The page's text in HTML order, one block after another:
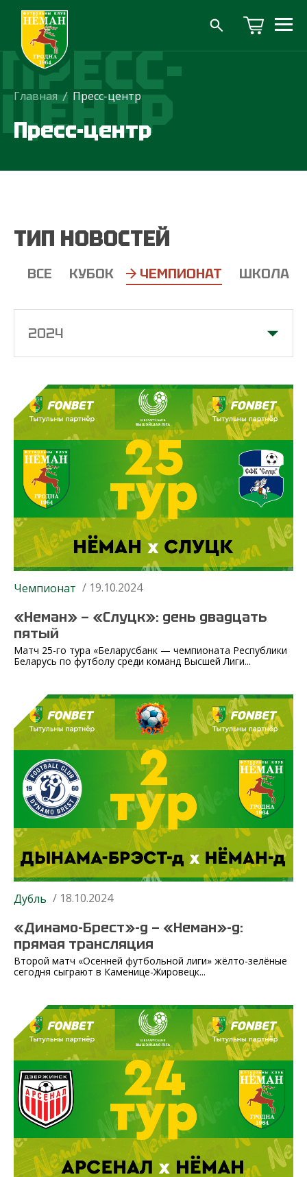
ПРЕСС-
ЦЕНТР
Главная / Пресс-центр
Пресс-центр
2024
ТИП НОВОСТЕЙ
ВСЕ КУБОК ЧЕМПИОНАТ ШКОЛА
Чемпионат / 19.10.2024
«Неман» — «Слуцк»: день двадцать
пятый
Матч 25-го тура «Беларусбанк — чемпионата Республики
Беларусь по футболу среди команд Высшей Лиги...
Дубль / 18.10.2024
«Динамо-Брест»-д — «Неман»-д:
прямая трансляция
Второй матч «Осенней футбольной лиги» жёлто-зелёные
сегодня сыграют в Каменице-Жировецк...